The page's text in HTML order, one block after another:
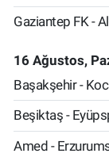
Gaziantep FK -
16 Ağustos,
Başakşehir -
Beşiktaş -
Amed -